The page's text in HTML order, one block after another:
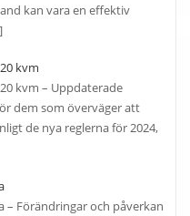
kan vara en effektiv
kvm
kvm – Uppdaterade
dem som överväger att
de nya reglerna för 2024,
– Förändringar och påverkan